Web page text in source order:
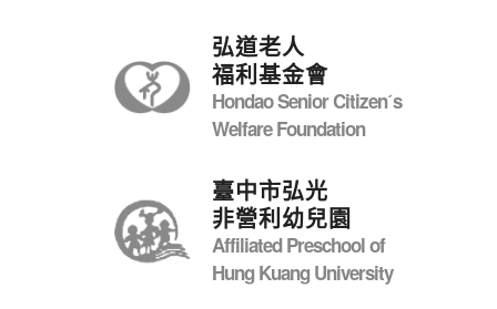
弘道老人
福利基金會
Hondao Senior Citizenˊs
Welfare Foundation
臺中市弘光
非營利幼兒園
Affiliated Preschool of
Hung Kuang University